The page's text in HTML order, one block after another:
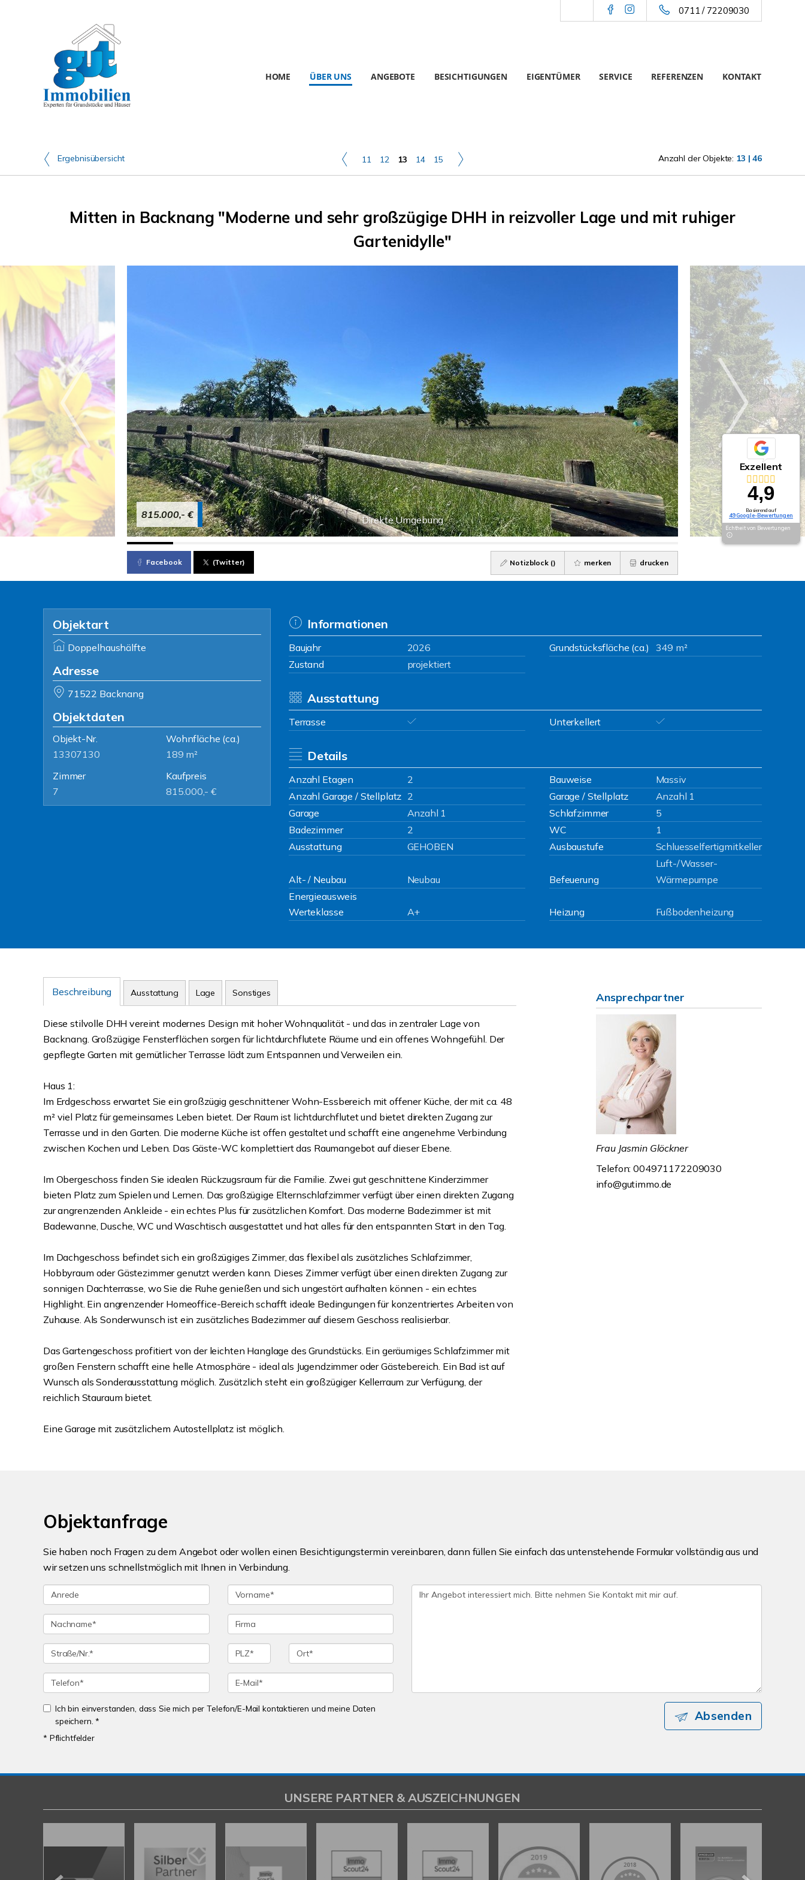
0711 / 72209030
HOME ÜBER UNS ANGEBOTE BESICHTIGUNGEN EIGENTÜMER SERVICE REFERENZEN KONTAKT
Ergebnisübersicht 11 12 13 14 15 Anzahl der Objekte: 13 | 46
Mitten in Backnang "Moderne und sehr großzügige DHH in reizvoller Lage und mit ruhiger
Gartenidylle"
Direkte Umgebung
815.000,- €
Facebook (Twitter) Notizblock () merken drucken
Objektart
Doppelhaushälfte
Adresse
71522 Backnang
Objektdaten
Objekt-Nr.
13307130
Wohnfläche (ca.)
189 m²
Zimmer
7
Kaufpreis
815.000,- €
Informationen
Baujahr 2026 Grundstücksfläche (ca.)
349 m²
Zustand
projektiert
Ausstattung
Terrasse Unterkellert
Details
Anzahl Etagen 2 Bauweise
Massiv
Anzahl Garage / Stellplatz 2 Garage / Stellplatz
Anzahl 1
Garage
Anzahl 1 Schlafzimmer
5
Badezimmer
2 WC
1
Ausstattung
GEHOBEN Ausbaustufe Schluesselfertigmitkeller
Alt- / Neubau Neubau Befeuerung
Luft-/Wasser-
Wärmepumpe
Energieausweis
Werteklasse
A+ Heizung Fußbodenheizung
Beschreibung Ausstattung Lage Sonstiges
Diese stilvolle DHH vereint modernes Design mit hoher Wohnqualität - und das in zentraler Lage von
Backnang. Großzügige Fensterflächen sorgen für lichtdurchflutete Räume und ein offenes Wohngefühl. Der
gepflegte Garten mit gemütlicher Terrasse lädt zum Entspannen und Verweilen ein.
Haus 1:
Im Erdgeschoss erwartet Sie ein großzügig geschnittener Wohn-Essbereich mit offener Küche, der mit ca. 48
m² viel Platz für gemeinsames Leben bietet. Der Raum ist lichtdurchflutet und bietet direkten Zugang zur
Terrasse und in den Garten. Die moderne Küche ist offen gestaltet und schafft eine angenehme Verbindung
zwischen Kochen und Leben. Das Gäste-WC komplettiert das Raumangebot auf dieser Ebene.
Im Obergeschoss finden Sie idealen Rückzugsraum für die Familie. Zwei gut geschnittene Kinderzimmer
bieten Platz zum Spielen und Lernen. Das großzügige Elternschlafzimmer verfügt über einen direkten Zugang
zur angrenzenden Ankleide - ein echtes Plus für zusätzlichen Komfort. Das moderne Badezimmer ist mit
Badewanne, Dusche, WC und Waschtisch ausgestattet und hat alles für den entspannten Start in den Tag.
Im Dachgeschoss befindet sich ein großzügiges Zimmer, das flexibel als zusätzliches Schlafzimmer,
Hobbyraum oder Gästezimmer genutzt werden kann. Dieses Zimmer verfügt über einen direkten Zugang zur
sonnigen Dachterrasse, wo Sie die Ruhe genießen und sich ungestört aufhalten können - ein echtes
Highlight. Ein angrenzender Homeoffice-Bereich schafft ideale Bedingungen für konzentriertes Arbeiten von
Zuhause. Als Sonderwunsch ist ein zusätzliches Badezimmer auf diesem Geschoss realisierbar.
Das Gartengeschoss profitiert von der leichten Hanglage des Grundstücks. Ein geräumiges Schlafzimmer mit
großen Fenstern schafft eine helle Atmosphäre - ideal als Jugendzimmer oder Gästebereich. Ein Bad ist auf
Wunsch als Sonderausstattung möglich. Zusätzlich steht ein großzügiger Kellerraum zur Verfügung, der
reichlich Stauraum bietet.
Eine Garage mit zusätzlichem Autostellplatz ist möglich.
Ansprechpartner
Frau Jasmin Glöckner
Telefon: 004971172209030
info@gutimmo.de
Objektanfrage
Sie haben noch Fragen zu dem Angebot oder wollen einen Besichtigungstermin vereinbaren, dann füllen Sie einfach das untenstehende Formular vollständig aus und
wir setzen uns schnellstmöglich mit Ihnen in Verbindung.
Ich bin einverstanden, dass Sie mich per Telefon/E-Mail kontaktieren und meine Daten
speichern. *
* Pflichtfelder
Absenden
Exzellent
4,9
Basierend auf
49 Google-Bewertungen
Echtheit von Bewertungen
UNSERE PARTNER & AUSZEICHNUNGEN
SEHR GUT